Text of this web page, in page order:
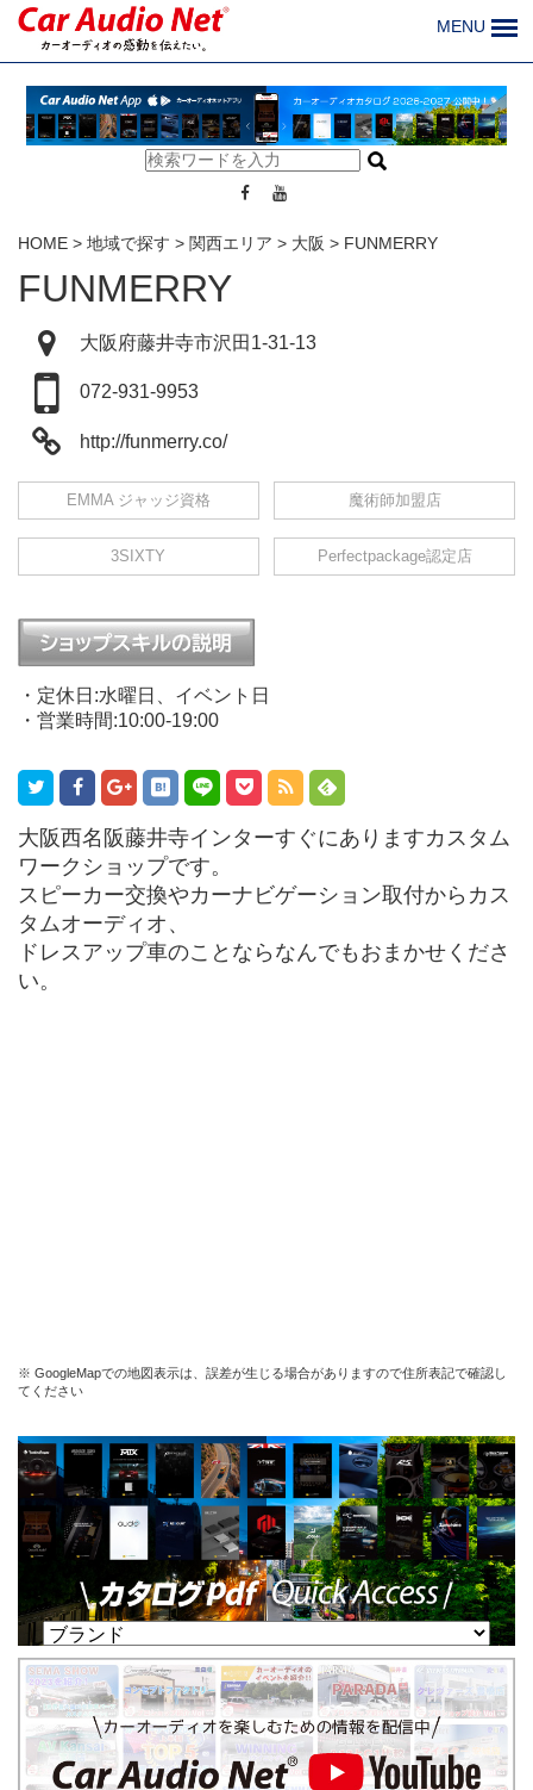
MENU
HOME > 地域で探す > 関西エリア > 大阪 > FUNMERRY
FUNMERRY
大阪府藤井寺市沢田1-31-13
072-931-9953
http://funmerry.co/
EMMA ジャッジ資格 魔術師加盟店
3SIXTY Perfectpackage認定店
・定休日:水曜日、イベント日
・営業時間:10:00-19:00
大阪西名阪藤井寺インターすぐにありますカスタム
ワークショップです。
スピーカー交換やカーナビゲーション取付からカス
タムオーディオ、
ドレスアップ車のことならなんでもおまかせくださ
い。
※ GoogleMapでの地図表示は、誤差が生じる場合がありますので住所表記で確認し
てください